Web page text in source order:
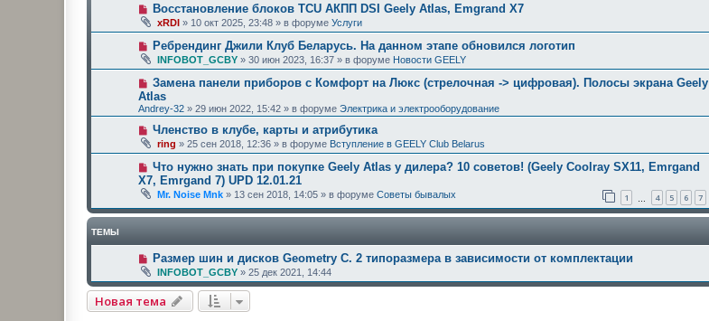
Восстановление блоков TCU АКПП DSI Geely Atlas, Emgrand X7
xRDI » 10 окт 2025, 23:48 » в форуме Услуги
Ребрендинг Джили Клуб Беларусь. На данном этапе обновился логотип
INFOBOT_GCBY » 30 июн 2023, 16:37 » в форуме Новости GEELY
Замена панели приборов с Комфорт на Люкс (стрелочная -> цифровая). Полосы экрана Geely
Atlas
Andrey-32 » 29 июн 2022, 15:42 » в форуме Электрика и электрооборудование
Членство в клубе, карты и атрибутика
ring » 25 сен 2018, 12:36 » в форуме Вступление в GEELY Club Belarus
Что нужно знать при покупке Geely Atlas у дилера? 10 советов! (Geely Coolray SX11, Emrgand
X7, Emrgand 7) UPD 12.01.21
Mr. Noise Mnk » 13 сен 2018, 14:05 » в форуме Советы бывалых 1 4 5 6 7
ТЕМЫ
Размер шин и дисков Geometry C. 2 типоразмера в зависимости от комплектации
INFOBOT_GCBY » 25 дек 2021, 14:44
Новая тема